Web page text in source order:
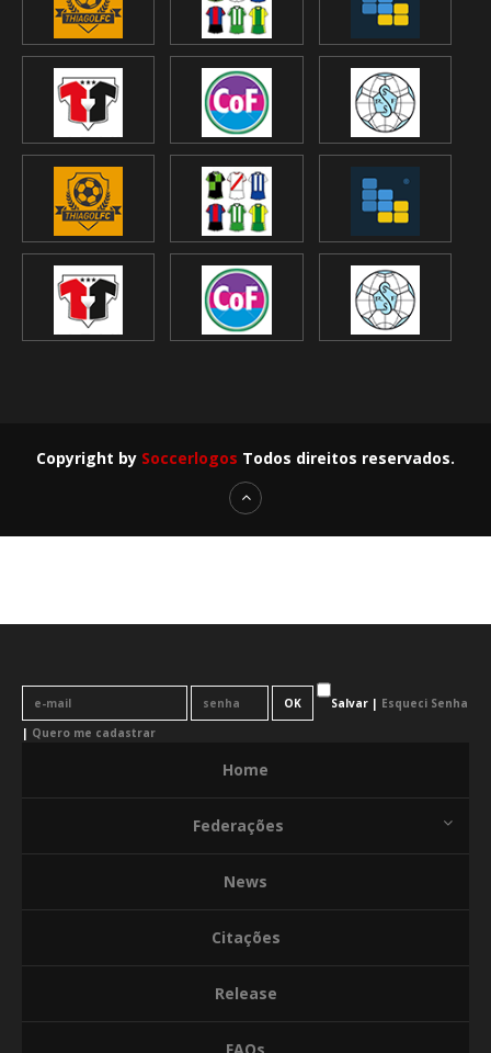
Copyright by Soccerlogos Todos direitos reservados.
Salvar | Esqueci Senha
| Quero me cadastrar
Home
Federações
News
Citações
Release